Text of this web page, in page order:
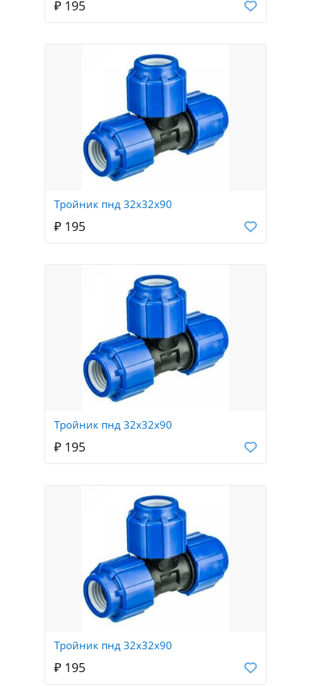
₽ 195
Тройник пнд 32х32х90
₽ 195
Тройник пнд 32х32х90
₽ 195
Тройник пнд 32х32х90
₽ 195